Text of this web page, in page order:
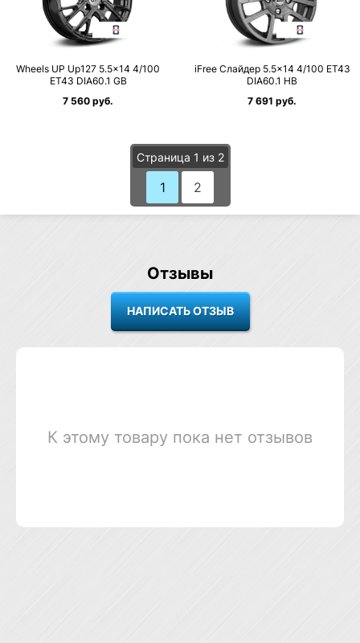
Wheels UP Up127 5.5×14 4/100
ET43 DIA60.1 GB
7 560 руб.
iFree Слайдер 5.5×14 4/100 ET43
DIA60.1 HB
7 691 руб.
Страница 1 из 2
1 2
Отзывы
К этому товару пока нет отзывов